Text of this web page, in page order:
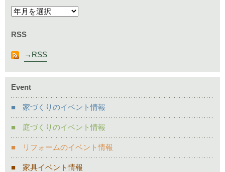
RSS
RSS
Event
家づくりのイベント情報
庭づくりのイベント情報
リフォームのイベント情報
家具イベント情報